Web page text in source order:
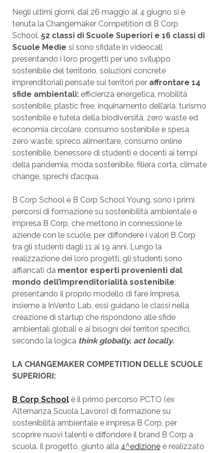
Negli ultimi giorni, dal 26 maggio al 4 giugno si è
tenuta la Changemaker Competition di B Corp
School. 52 classi di Scuole Superiori e 16 classi di
Scuole Medie si sono sfidate in videocall
presentando i loro progetti per uno sviluppo
sostenibile del territorio, soluzioni concrete
imprenditoriali pensate sui territori peraffrontare 14
sfide ambientali:efficienza energetica, mobilità
sostenibile, plastic free, inquinamento dell’aria, turismo
sostenibile e tutela della biodiversità, zero waste ed
economia circolare, consumo sostenibile e spesa
zero waste, spreco alimentare, consumo online
sostenibile, benessere di studenti e docenti ai tempi
della pandemia, moda sostenibile, filiera corta, climate
change, sprechi d’acqua.
B Corp School e B Corp School Young, sono i primi
percorsi di formazione su sostenibilità ambientale e
impresa B Corp, che mettono in connessione le
aziende con le scuole, per diffondere i valori B Corp
tra gli studenti dagli 11 ai 19 anni. Lungo la
realizzazione dei loro progetti, gli studenti sono
affiancati da mentor esperti provenienti dal
mondo dell’imprenditorialità sostenibile:
presentando il proprio modello di fare impresa,
insieme a InVento Lab, essi guidano le classi nella
creazione di startup che rispondono alle sfide
ambientali globali e ai bisogni dei territori specifici,
secondo la logica think globally, act locally.
LA CHANGEMAKER COMPETITION DELLE SCUOLE
SUPERIORI:
B Corp School è il primo percorso PCTO (ex
Alternanza Scuola Lavoro) di formazione su
sostenibilità ambientale e impresa B Corp, per
scoprire nuovi talenti e diffondere il brand B Corp a
scuola. Il progetto, giunto alla 4^edizioneè realizzato